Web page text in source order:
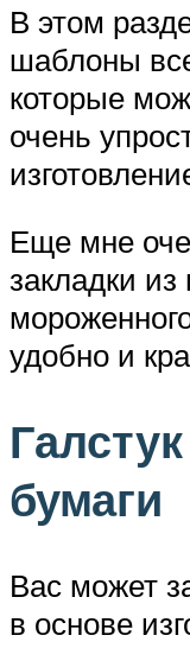
В этом
шаблоны
которые
очень
Еще мне
закладки из
удобно и
бумаги
Вас может
в основе